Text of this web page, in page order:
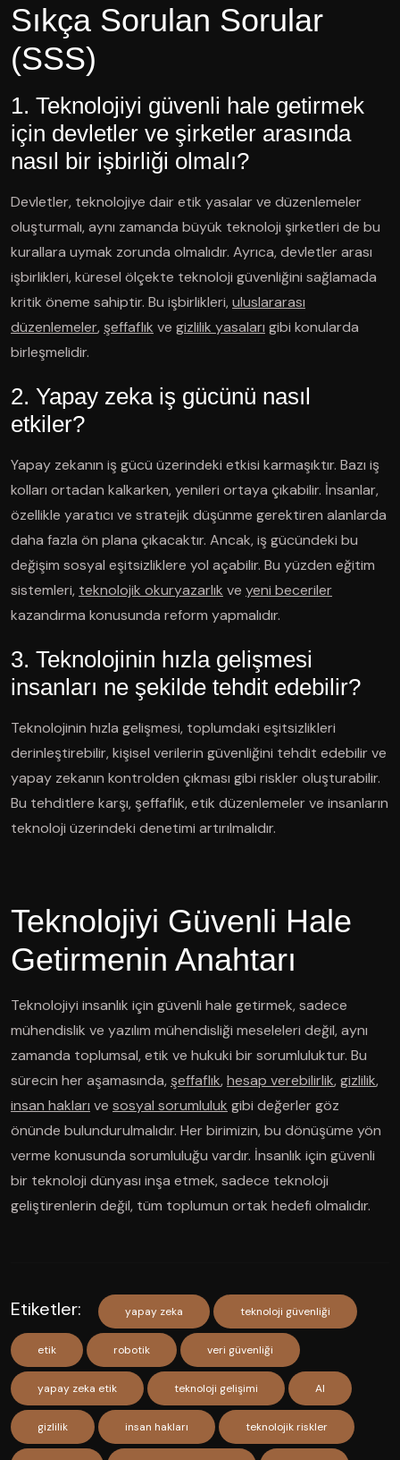
Sıkça Sorulan Sorular
(SSS)
1. Teknolojiyi güvenli hale getirmek
için devletler ve şirketler arasında
nasıl bir işbirliği olmalı?
Devletler, teknolojiye dair etik yasalar ve düzenlemeler
oluşturmalı, aynı zamanda büyük teknoloji şirketleri de bu
kurallara uymak zorunda olmalıdır. Ayrıca, devletler arası
işbirlikleri, küresel ölçekte teknoloji güvenliğini sağlamada
kritik öneme sahiptir. Bu işbirlikleri,uluslararası
düzenlemeler, şeffaflık ve gizlilik yasaları gibi konularda
birleşmelidir.
2. Yapay zeka iş gücünü nasıl
etkiler?
Yapay zekanın iş gücü üzerindeki etkisi karmaşıktır. Bazı iş
kolları ortadan kalkarken, yenileri ortaya çıkabilir. İnsanlar,
özellikle yaratıcı ve stratejik düşünme gerektiren alanlarda
daha fazla ön plana çıkacaktır. Ancak, iş gücündeki bu
değişim sosyal eşitsizliklere yol açabilir. Bu yüzden eğitim
sistemleri, teknolojik okuryazarlık ve yeni beceriler
kazandırma konusunda reform yapmalıdır.
3. Teknolojinin hızla gelişmesi
insanları ne şekilde tehdit edebilir?
Teknolojinin hızla gelişmesi, toplumdaki eşitsizlikleri
derinleştirebilir, kişisel verilerin güvenliğini tehdit edebilir ve
yapay zekanın kontrolden çıkması gibi riskler oluşturabilir.
Bu tehditlere karşı, şeffaflık, etik düzenlemeler ve insanların
teknoloji üzerindeki denetimi artırılmalıdır.
Teknolojiyi Güvenli Hale
Getirmenin Anahtarı
Teknolojiyi insanlık için güvenli hale getirmek, sadece
mühendislik ve yazılım mühendisliği meseleleri değil, aynı
zamanda toplumsal, etik ve hukuki bir sorumluluktur. Bu
sürecin her aşamasında, şeffaflık,hesap verebilirlik,gizlilik,
insan hakları ve sosyal sorumluluk gibi değerler göz
önünde bulundurulmalıdır. Her birimizin, bu dönüşüme yön
verme konusunda sorumluluğu vardır. İnsanlık için güvenli
bir teknoloji dünyası inşa etmek, sadece teknoloji
geliştirenlerin değil, tüm toplumun ortak hedefi olmalıdır.
Etiketler: yapay zeka teknoloji güvenliği
etik robotik veri güvenliği
yapay zeka etik teknoloji gelişimi AI
gizlilik insan hakları teknolojik riskler